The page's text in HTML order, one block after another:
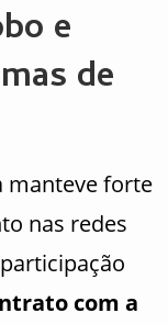
e
de
manteve forte
nas redes
com a